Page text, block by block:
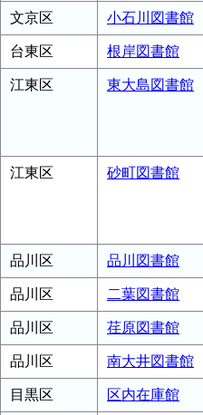
文京区 小石川図書館
台東区 根岸図書館
江東区 東大島図書館
江東区 砂町図書館
品川区 品川図書館
品川区 二葉図書館
品川区 荏原図書館
品川区 南大井図書館
目黒区 区内在庫館